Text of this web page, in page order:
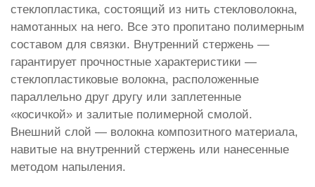
стеклопластика, состоящий из нить стекловолокна,
намотанных на него. Все это пропитано полимерным
составом для связки. Внутренний стержень —
гарантирует прочностные характеристики —
стеклопластиковые волокна, расположенные
параллельно друг другу или заплетенные
«косичкой» и залитые полимерной смолой.
Внешний слой — волокна композитного материала,
навитые на внутренний стержень или нанесенные
методом напыления.